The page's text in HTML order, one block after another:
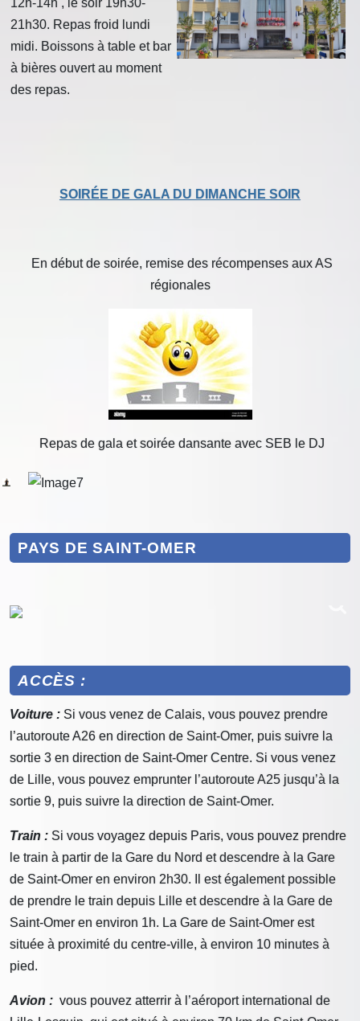
12h-14h , le soir 19h30-
21h30. Repas froid lundi
midi. Boissons à table et bar
à bières ouvert au moment
des repas.
SOIRÉE DE GALA DU DIMANCHE SOIR
En début de soirée, remise des récompenses aux AS
régionales
Repas de gala et soirée dansante avec SEB le DJ
PAYS DE SAINT-OMER
ACCÈS :
Voiture : Si vous venez de Calais, vous pouvez prendre
l’autoroute A26 en direction de Saint-Omer, puis suivre la
sortie 3 en direction de Saint-Omer Centre. Si vous venez
de Lille, vous pouvez emprunter l’autoroute A25 jusqu’à la
sortie 9, puis suivre la direction de Saint-Omer.
Train : Si vous voyagez depuis Paris, vous pouvez prendre
le train à partir de la Gare du Nord et descendre à la Gare
de Saint-Omer en environ 2h30. Il est également possible
de prendre le train depuis Lille et descendre à la Gare de
Saint-Omer en environ 1h. La Gare de Saint-Omer est
située à proximité du centre-ville, à environ 10 minutes à
pied.
Avion : vous pouvez atterrir à l’aéroport international de